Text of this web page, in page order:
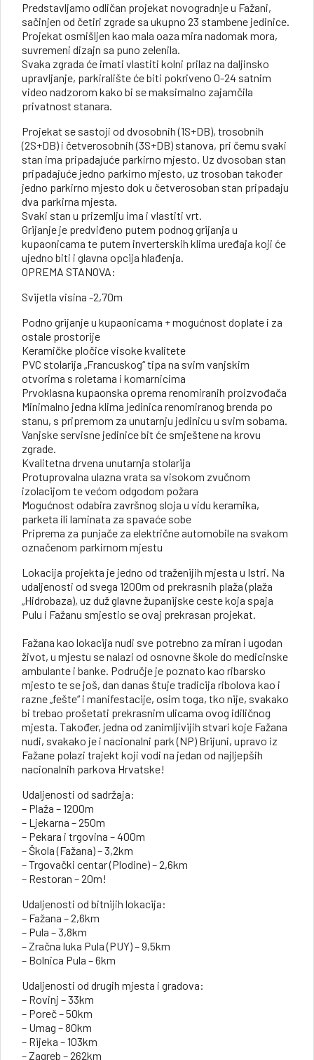
Predstavljamo odličan projekat novogradnje u Fažani,
sačinjen od četiri zgrade sa ukupno 23 stambene jedinice.
Projekat osmišljen kao mala oaza mira nadomak mora,
suvremeni dizajn sa puno zelenila.
Svaka zgrada će imati vlastiti kolni prilaz na daljinsko
upravljanje, parkiralište će biti pokriveno 0-24 satnim
video nadzorom kako bi se maksimalno zajamčila
privatnost stanara.
Projekat se sastoji od dvosobnih (1S+DB), trosobnih
(2S+DB) i četverosobnih (3S+DB) stanova, pri čemu svaki
stan ima pripadajuće parkirno mjesto. Uz dvosoban stan
pripadajuće jedno parkirno mjesto, uz trosoban također
jedno parkirno mjesto dok u četverosoban stan pripadaju
dva parkirna mjesta.
Svaki stan u prizemlju ima i vlastiti vrt.
Grijanje je predviđeno putem podnog grijanja u
kupaonicama te putem inverterskih klima uređaja koji će
ujedno biti i glavna opcija hlađenja.
OPREMA STANOVA:
Svijetla visina -2,70m
Podno grijanje u kupaonicama + mogućnost doplate i za
ostale prostorije
Keramičke pločice visoke kvalitete
PVC stolarija „Francuskog“ tipa na svim vanjskim
otvorima s roletama i komarnicima
Prvoklasna kupaonska oprema renomiranih proizvođača
Minimalno jedna klima jedinica renomiranog brenda po
stanu, s pripremom za unutarnju jedinicu u svim sobama.
Vanjske servisne jedinice bit će smještene na krovu
zgrade.
Kvalitetna drvena unutarnja stolarija
Protuprovalna ulazna vrata sa visokom zvučnom
izolacijom te većom odgodom požara
Mogućnost odabira završnog sloja u vidu keramika,
parketa ili laminata za spavaće sobe
Priprema za punjače za električne automobile na svakom
označenom parkirnom mjestu
Lokacija projekta je jedno od traženijih mjesta u Istri. Na
udaljenosti od svega 1200m od prekrasnih plaža (plaža
„Hidrobaza), uz duž glavne županijske ceste koja spaja
Pulu i Fažanu smjestio se ovaj prekrasan projekat.
Fažana kao lokacija nudi sve potrebno za miran i ugodan
život, u mjestu se nalazi od osnovne škole do medicinske
ambulante i banke. Područje je poznato kao ribarsko
mjesto te se još, dan danas štuje tradicija ribolova kao i
razne „fešte“ i manifestacije, osim toga, tko nije, svakako
bi trebao prošetati prekrasnim ulicama ovog idiličnog
mjesta. Također, jedna od zanimljivijih stvari koje Fažana
nudi, svakako je i nacionalni park (NP) Brijuni, upravo iz
Fažane polazi trajekt koji vodi na jedan od najljepših
nacionalnih parkova Hrvatske!
Udaljenosti od sadržaja:
– Plaža – 1200m
– Ljekarna – 250m
– Pekara i trgovina – 400m
– Škola (Fažana) – 3,2km
– Trgovački centar (Plodine) – 2,6km
– Restoran – 20m!
Udaljenosti od bitnijih lokacija:
– Fažana – 2,6km
– Pula – 3,8km
– Zračna luka Pula (PUY) – 9,5km
– Bolnica Pula – 6km
Udaljenosti od drugih mjesta i gradova:
– Rovinj – 33km
– Poreč – 50km
– Umag – 80km
– Rijeka – 103km
– Zagreb – 262km